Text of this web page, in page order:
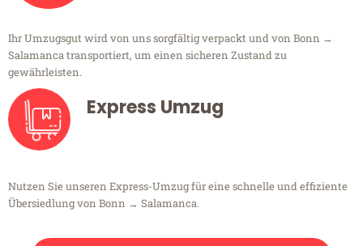
Ihr Umzugsgut wird von uns sorgfältig verpackt und von Bonn →
Salamanca transportiert, um einen sicheren Zustand zu
gewährleisten.
Express Umzug
Nutzen Sie unseren Express-Umzug für eine schnelle und effiziente
Übersiedlung von Bonn → Salamanca.